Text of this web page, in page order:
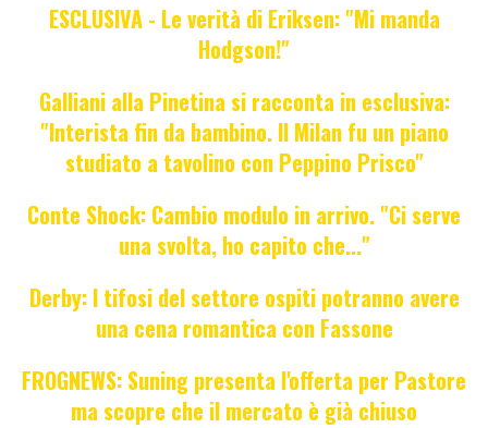
ESCLUSIVA - Le verità di Eriksen: "Mi manda
Hodgson!"
Galliani alla Pinetina si racconta in esclusiva:
"Interista fin da bambino. Il Milan fu un piano
studiato a tavolino con Peppino Prisco"
Conte Shock: Cambio modulo in arrivo. "Ci serve
una svolta, ho capito che..."
Derby: I tifosi del settore ospiti potranno avere
una cena romantica con Fassone
FROGNEWS: Suning presenta l'offerta per Pastore
ma scopre che il mercato è già chiuso